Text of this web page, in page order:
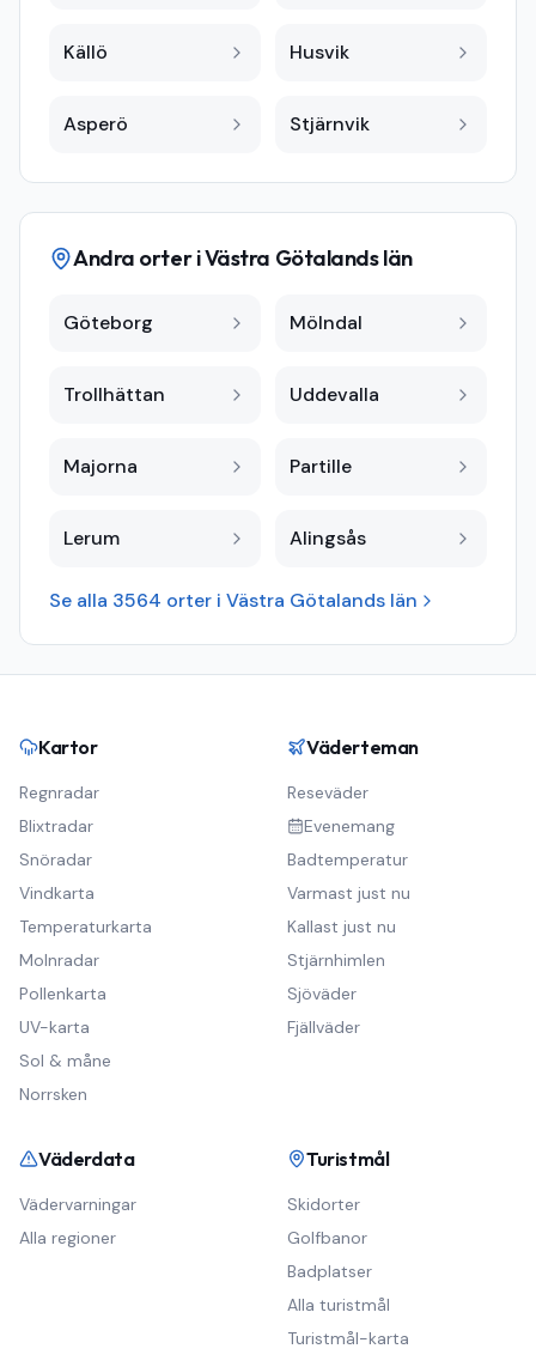
Källö Husvik
Asperö Stjärnvik
Andra orter iVästra Götalands län
Göteborg Mölndal
Trollhättan Uddevalla
Majorna Partille
Lerum Alingsås
Se alla 3564 orter i Västra Götalands län
Kartor
Regnradar
Blixtradar
Snöradar
Vindkarta
Temperaturkarta
Molnradar
Pollenkarta
UV-karta
Sol & måne
Norrsken
Väderteman
Reseväder
Evenemang
Badtemperatur
Varmast just nu
Kallast just nu
Stjärnhimlen
Sjöväder
Fjällväder
Väderdata
Vädervarningar
Alla regioner
Turistmål
Skidorter
Golfbanor
Badplatser
Alla turistmål
Turistmål-karta